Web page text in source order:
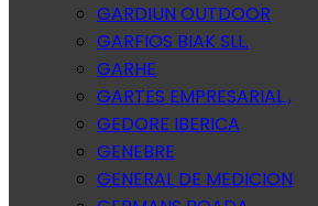
GARDIUN OUTDOOR
GARFIOS BIAK SLL.
GARHE
GARTES EMPRESARIAL ,
GEDORE IBERICA
GENEBRE
GENERAL DE MEDICION